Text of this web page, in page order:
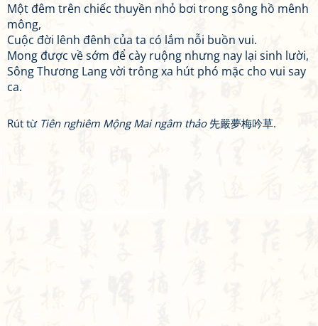
Một đêm trên chiếc thuyền nhỏ bơi trong sông hồ mênh
mông,
Cuộc đời lênh đênh của ta có lắm nỗi buồn vui.
Mong được về sớm để cày ruộng nhưng nay lại sinh lười,
Sông Thương Lang vời trông xa hút phó mặc cho vui say
ca.
Rút từ Tiên nghiêm Mộng Mai ngâm thảo先嚴夢梅吟草.